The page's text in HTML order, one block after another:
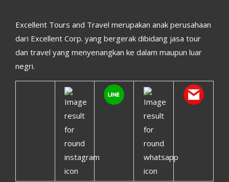
Excellent Tours and Travel merupakan anak perusahaan
dari Excellent Corp. yang bergerak dibidang jasa tour
dan travel yang menyenangkan ke dalam maupun luar
negri.